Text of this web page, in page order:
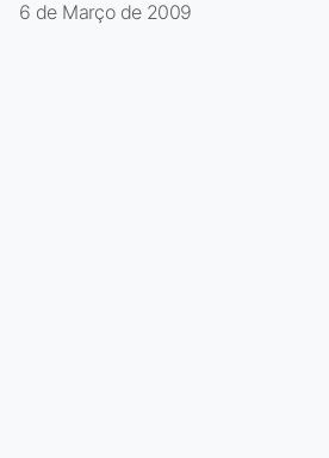
6 de Março de 2009